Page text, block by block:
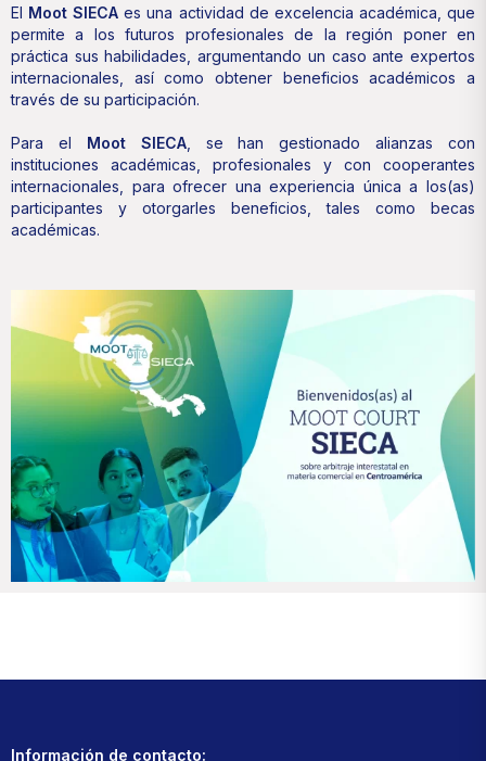
El Moot SIECA es una actividad de excelencia académica, que
permite a los futuros profesionales de la región poner en
práctica sus habilidades, argumentando un caso ante expertos
internacionales, así como obtener beneficios académicos a
través de su participación.
Para el Moot SIECA, se han gestionado alianzas con
instituciones académicas, profesionales y con cooperantes
internacionales, para ofrecer una experiencia única a los(as)
participantes y otorgarles beneficios, tales como becas
académicas.
Información de contacto: